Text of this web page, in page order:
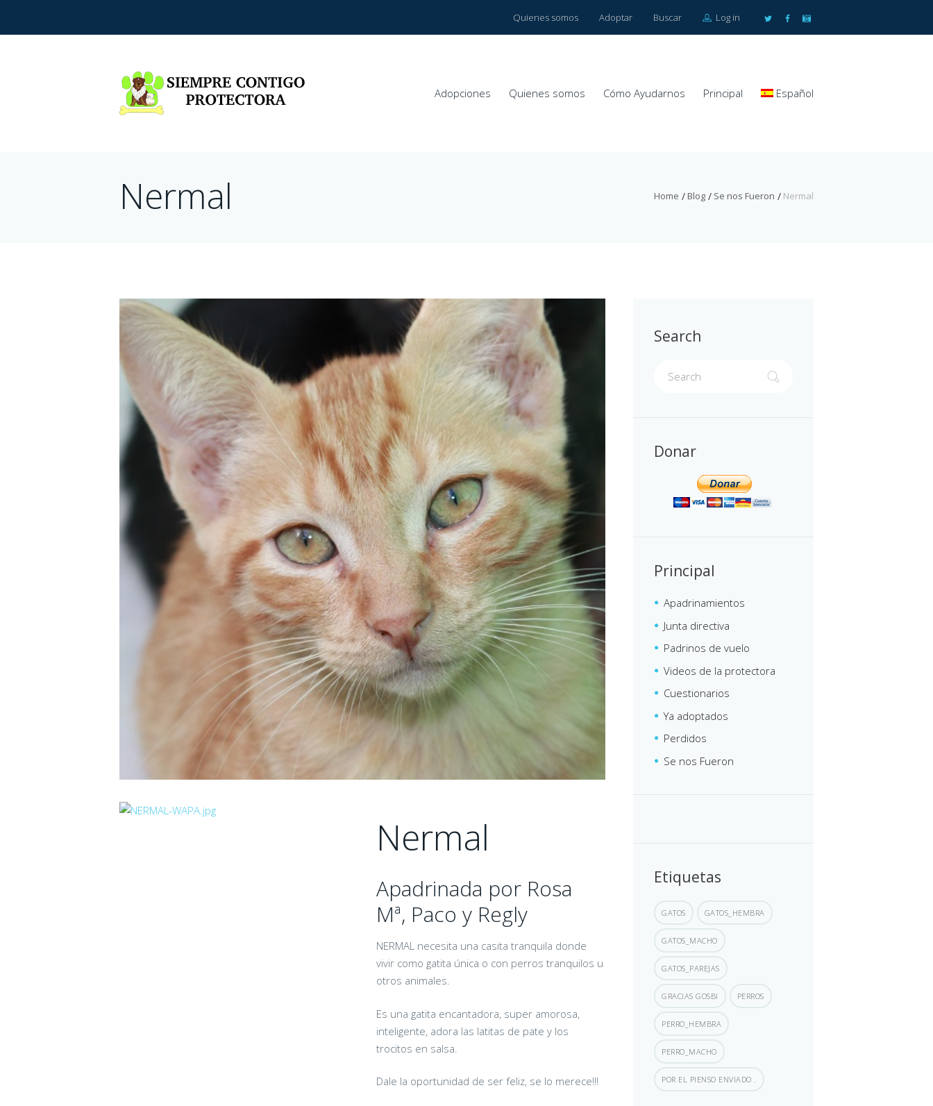
Quienes somos Adoptar Buscar Log in
Adopciones Quienes somos Cómo Ayudarnos Principal Español
Home Blog Se nos Fueron Nermal
Nermal
Nermal
Apadrinada por Rosa
Mª, Paco y Regly
NERMAL necesita una casita tranquila donde
vivir como gatita única o con perros tranquilos u
otros animales.
Es una gatita encantadora, super amorosa,
inteligente, adora las latitas de pate y los
trocitos en salsa.
Dale la oportunidad de ser feliz, se lo merece!!!
Search
Donar
Principal
Apadrinamientos
Junta directiva
Padrinos de vuelo
Videos de la protectora
Cuestionarios
Ya adoptados
Perdidos
Se nos Fueron
Etiquetas
GATOS GATOS_HEMBRA
GATOS_MACHO
GATOS_PAREJAS
GRACIAS GOSBI PERROS
PERRO_HEMBRA
PERRO_MACHO
POR EL PIENSO ENVIADO .